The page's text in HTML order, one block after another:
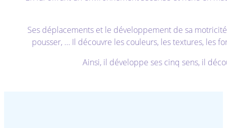
Ses déplacements et le développement de sa
pousser, … Il découvre les couleurs, les textures, les
Ainsi, il développe ses cinq sens, il